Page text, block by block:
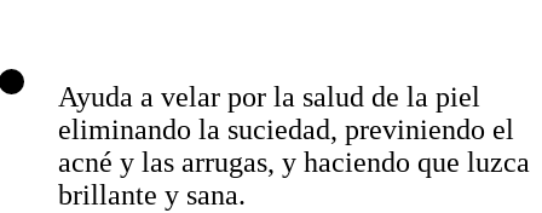
Ayuda a velar por la salud de la piel
eliminando la suciedad, previniendo el
acné y las arrugas, y haciendo que luzca
brillante y sana.